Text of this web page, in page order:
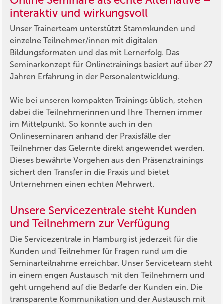
interaktiv und wirkungsvoll
Unser Trainerteam unterstützt Stammkunden und
einzelne Teilnehmer/innen mit digitalen
Bildungsformaten und das mit Lernerfolg. Das
Seminarkonzept für Onlinetrainings basiert auf über 27
Jahren Erfahrung in der Personalentwicklung.
Wie bei unseren kompakten Trainings üblich, stehen
dabei die Teilnehmerinnen und Ihre Themen immer
im Mittelpunkt. So konnte auch in den
Onlineseminaren anhand der Praxisfälle der
Teilnehmer das Gelernte direkt angewendet werden.
Dieses bewährte Vorgehen aus den Präsenztrainings
sichert den Transfer in die Praxis und bietet
Unternehmen einen echten Mehrwert.
Unsere Servicezentrale steht Kunden
und Teilnehmern zur Verfügung
Die Servicezentrale in Hamburg ist jederzeit für die
Kunden und Teilnehmer für Fragen rund um die
Seminarteilnahme erreichbar. Unser Serviceteam steht
in einem engen Austausch mit den Teilnehmern und
geht umgehend auf die Bedarfe der Kunden ein. Die
transparente Kommunikation und der Austausch mit